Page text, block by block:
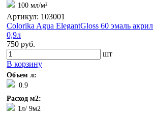
100 мл/м²
Артикул: 103001
Colorika Aguа ElegantGloss 60 эмаль
0,9л
750 руб.
шт
В корзину
Объем л:
0.9
Расход м2:
1л/ 9м2